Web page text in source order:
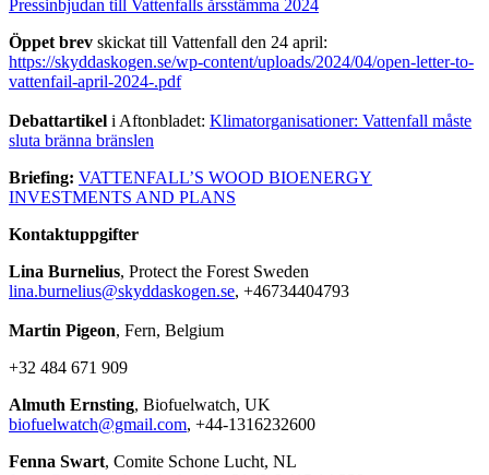
Pressinbjudan till Vattenfalls årsstämma 2024
Öppet brev skickat till Vattenfall den 24 april:
https://skyddaskogen.se/wp-content/uploads/2024/04/open-letter-to-
vattenfail-april-2024-.pdf
Debattartikel i Aftonbladet: Klimatorganisationer: Vattenfall måste
sluta bränna bränslen
Briefing: VATTENFALL’S WOOD BIOENERGY
INVESTMENTS AND PLANS
Kontaktuppgifter
Lina Burnelius, Protect the Forest Sweden
lina.burnelius@skyddaskogen.se, +46734404793
Martin Pigeon, Fern, Belgium
+32 484 671 909
Almuth Ernsting, Biofuelwatch, UK
biofuelwatch@gmail.com, +44-1316232600
Fenna Swart, Comite Schone Lucht, NL